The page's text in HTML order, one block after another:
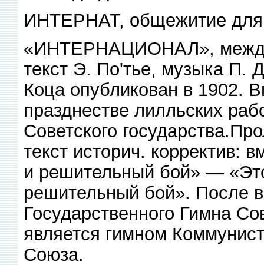
ИНТЕРНАТ, общежитие
«ИНТЕРНАЦИОНАЛ»,
текст Э. По'тье, музыка П.
Коца опубликован в 1902.
празднестве лилльских
Советского
текст историч. корректив:
и решительный бой» —
решительный бой». После
Государственного Гимна
является гимном
Союза.